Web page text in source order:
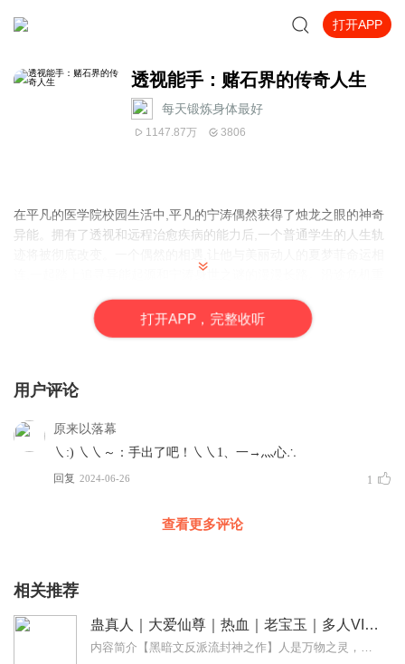
打开APP
透视能手：赌石界的传奇人生
每天锻炼身体最好
1147.87万 3806
在平凡的医学院校园生活中,平凡的宁涛偶然获得了烛龙之眼的神奇
异能。拥有了透视和远程治愈疾病的能力后,一个普通学生的人生轨
连,一起踏上追寻异能起源和宁涛身世之谜的漫漫长路。沿途危机重
战。异能背后隐藏了什么惊天秘密?身世之谜的真相究竟是什么?能
否与爱人夏梦菲携手终成眷属?一起拭目以待这出现状况缤纷的异能
打开APP，完整收听
用户评论
原来以落幕
㇏:) ㇏㇏～：手出了吧！㇏㇏1、一→灬心∴
回复 2024-06-26 1
查看更多评论
相关推荐
蛊真人｜大爱仙尊｜热血｜老宝玉｜多人VIP免费有声剧
内容简介【黑暗文反派流封神之作】人是万物之灵，蛊是天地真精。一个穿越者不断重生的故事。一个养蛊、炼蛊、用蛊的奇特世界。配音组（男角色）老宝玉旁白...